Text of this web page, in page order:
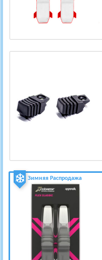
Зимняя Распродажа